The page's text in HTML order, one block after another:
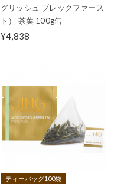
グリッシュ ブレックファース
ト） 茶葉 100g缶
¥4,838
ティーバッグ100袋